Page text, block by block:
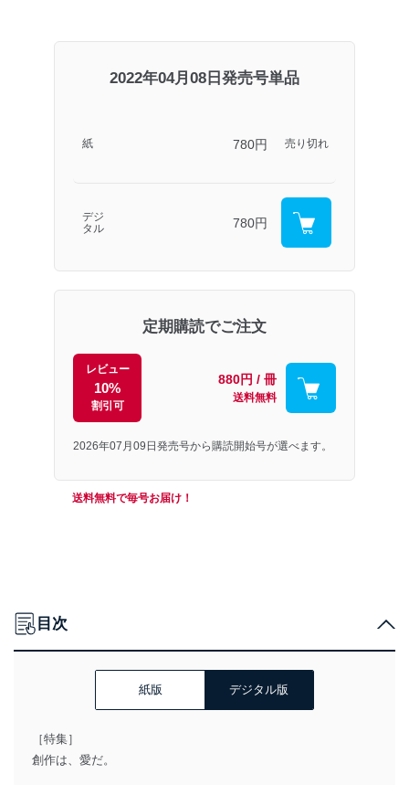
2022年04月08日発売号単品
紙 780円 売り切れ
デジ
タル
780円
定期購読でご注文
レビュー
10%
割引可
880円 / 冊
送料無料
2026年07月09日発売号から購読開始号が選べます。
送料無料で毎号お届け！
目次
紙版 デジタル版
［特集］
創作は、愛だ。